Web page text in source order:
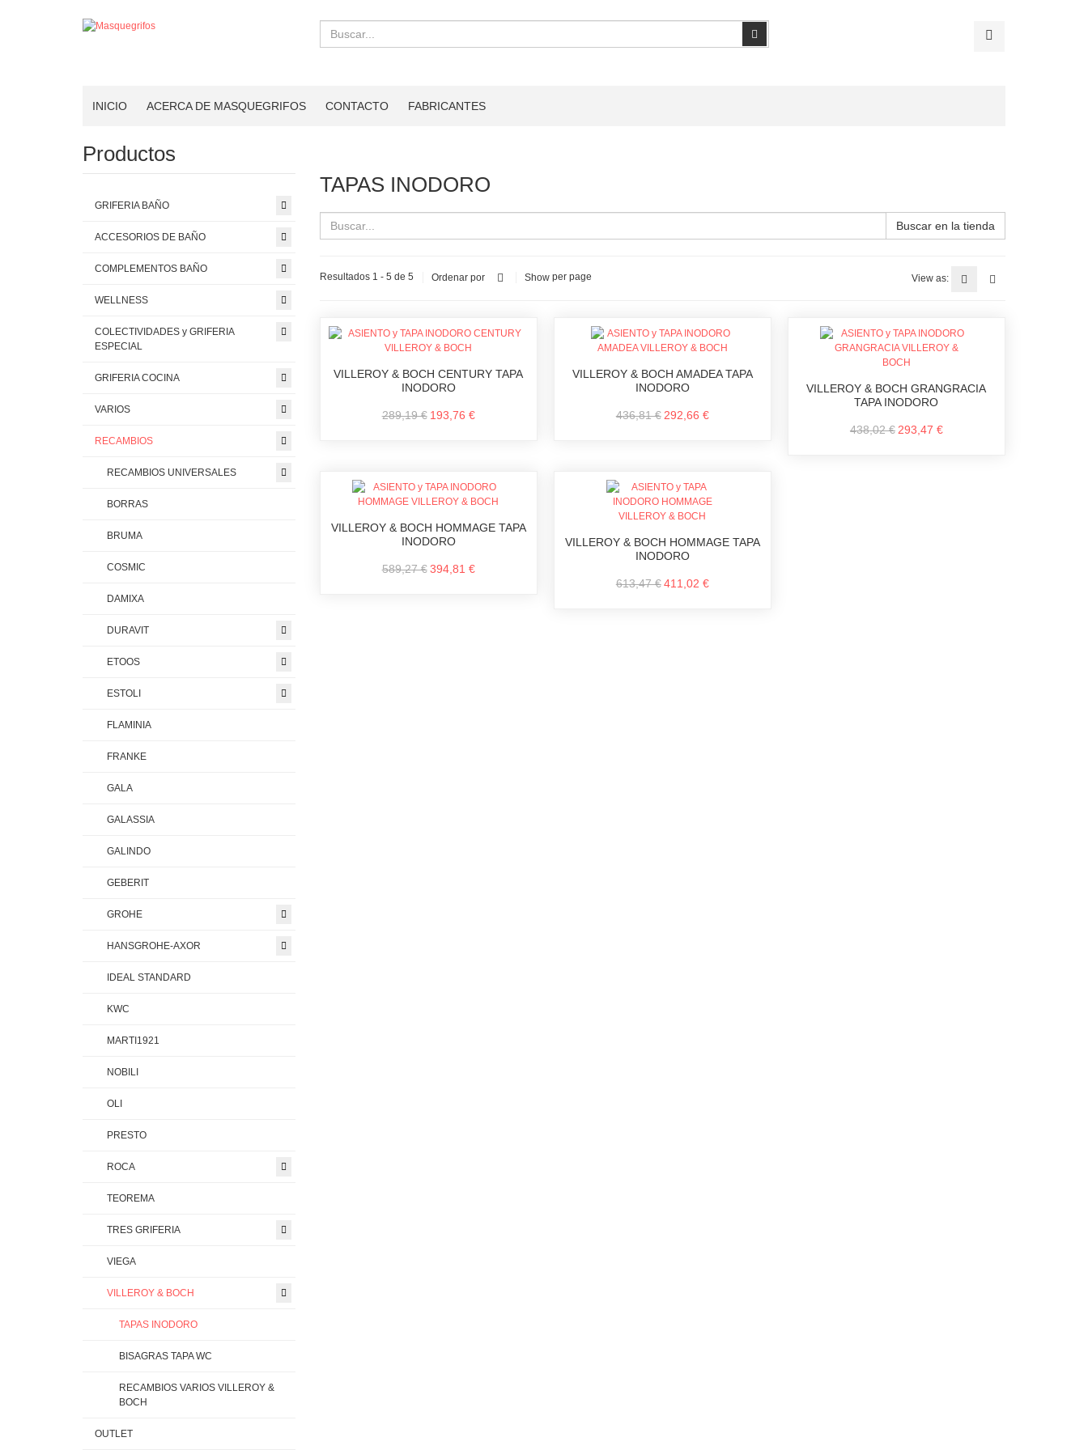
Buscar
INICIO ACERCA DE MASQUEGRIFOS CONTACTO FABRICANTES
TAPAS INODORO
Buscar en la tienda
Resultados 1 - 5 de 5 Ordenar por Show per page View as:
VILLEROY & BOCH CENTURY TAPA
INODORO
289,19 € 193,76 €
VILLEROY & BOCH AMADEA TAPA
INODORO
436,81 € 292,66 €
VILLEROY & BOCH GRANGRACIA
TAPA INODORO
438,02 € 293,47 €
VILLEROY & BOCH HOMMAGE TAPA
INODORO
589,27 € 394,81 €
VILLEROY & BOCH HOMMAGE TAPA
INODORO
613,47 € 411,02 €
Productos
GRIFERIA BAÑO
ACCESORIOS DE BAÑO
COMPLEMENTOS BAÑO
WELLNESS
COLECTIVIDADES y GRIFERIA
ESPECIAL
GRIFERIA COCINA
VARIOS
RECAMBIOS
RECAMBIOS UNIVERSALES
BORRAS
BRUMA
COSMIC
DAMIXA
DURAVIT
ETOOS
ESTOLI
FLAMINIA
FRANKE
GALA
GALASSIA
GALINDO
GEBERIT
GROHE
HANSGROHE-AXOR
IDEAL STANDARD
KWC
MARTI1921
NOBILI
OLI
PRESTO
ROCA
TEOREMA
TRES GRIFERIA
VIEGA
VILLEROY & BOCH
TAPAS INODORO
BISAGRAS TAPA WC
RECAMBIOS VARIOS VILLEROY &
BOCH
OUTLET